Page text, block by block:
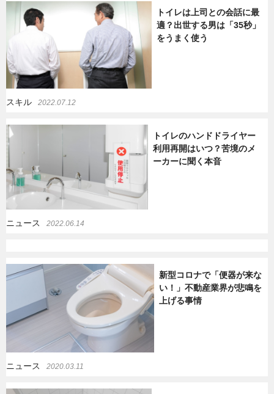
トイレは上司との会話に最
適？出世する男は「35秒」
をうまく使う
スキル 2022.07.12
トイレのハンドドライヤー
利用再開はいつ？苦境のメ
ーカーに聞く本音
ニュース 2022.06.14
新型コロナで「便器が来な
い！」不動産業界が悲鳴を
上げる事情
ニュース 2020.03.11